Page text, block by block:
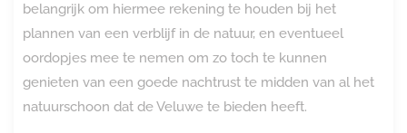
belangrijk om hiermee rekening te houden bij het
plannen van een verblijf in de natuur, en eventueel
oordopjes mee te nemen om zo toch te kunnen
genieten van een goede nachtrust te midden van al het
natuurschoon dat de Veluwe te bieden heeft.